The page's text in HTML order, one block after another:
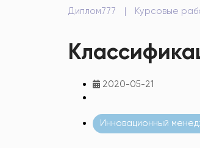
Диплом777 | Курсовые
2020-05-21
Инновационный